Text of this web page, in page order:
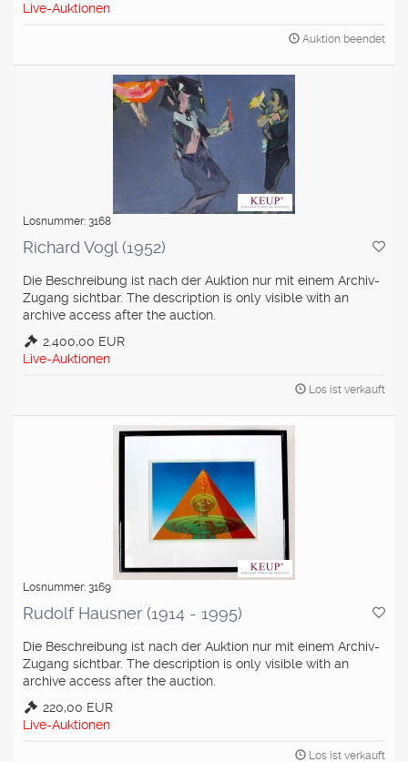
Live-Auktionen
Auktion beendet
Losnummer: 3168
Richard Vogl (1952)
Die Beschreibung ist nach der Auktion nur mit einem Archiv-
Zugang sichtbar. The description is only visible with an
archive access after the auction.
2.400,00 EUR
Live-Auktionen
Los ist verkauft
Losnummer: 3169
Rudolf Hausner (1914 - 1995)
Die Beschreibung ist nach der Auktion nur mit einem Archiv-
Zugang sichtbar. The description is only visible with an
archive access after the auction.
220,00 EUR
Live-Auktionen
Los ist verkauft